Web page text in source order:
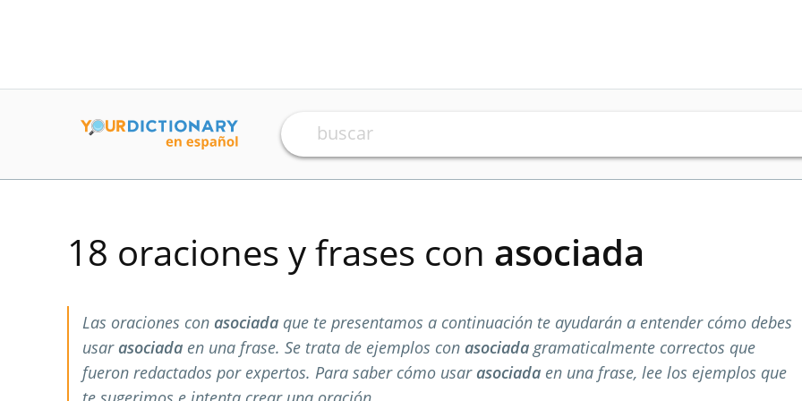
18 oraciones y frases con asociada
Las oraciones con asociada que te presentamos a continuación te ayudarán a entender cómo debes
usarasociada en una frase. Se trata de ejemplos con asociadagramaticalmente correctos que
fueron redactados por expertos. Para saber cómo usarasociada en una frase, lee los ejemplos que